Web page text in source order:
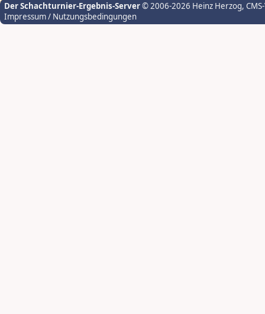
Der Schachturnier-Ergebnis-Server© 2006-2026 Heinz Herzog,
Impressum / Nutzungsbedingungen